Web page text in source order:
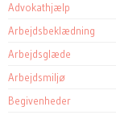
Advokathjælp
Arbejdsbeklædning
Arbejdsglæde
Arbejdsmiljø
Begivenheder